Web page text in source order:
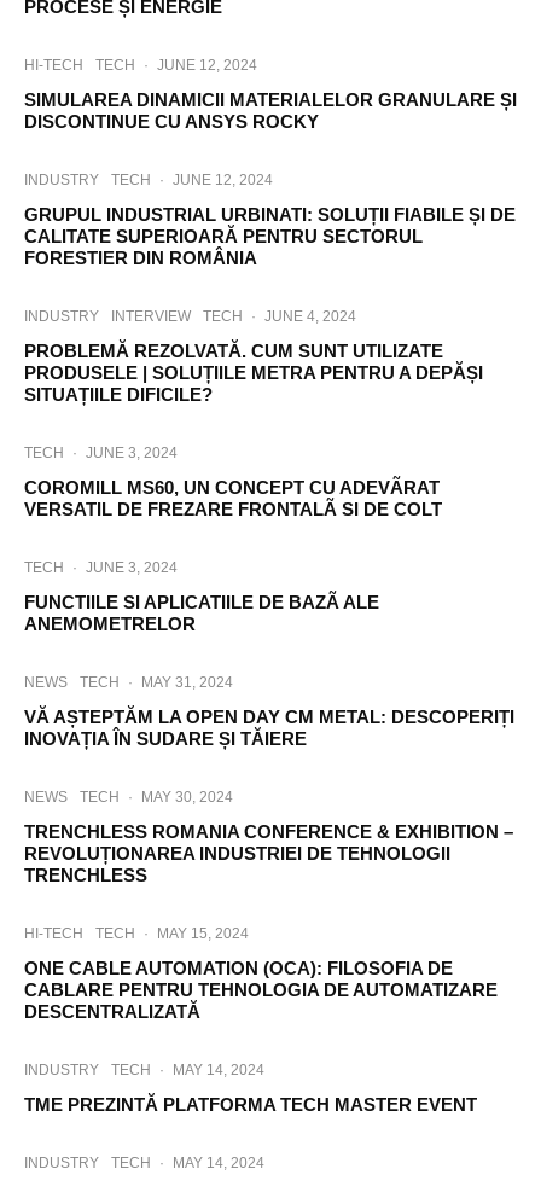
PROCESE ȘI ENERGIE
HI-TECH TECH · JUNE 12, 2024
SIMULAREA DINAMICII MATERIALELOR GRANULARE ȘI
DISCONTINUE CU ANSYS ROCKY
INDUSTRY TECH · JUNE 12, 2024
GRUPUL INDUSTRIAL URBINATI: SOLUȚII FIABILE ȘI DE
CALITATE SUPERIOARĂ PENTRU SECTORUL
FORESTIER DIN ROMÂNIA
INDUSTRY INTERVIEW TECH · JUNE 4, 2024
PROBLEMĂ REZOLVATĂ. CUM SUNT UTILIZATE
PRODUSELE | SOLUȚIILE METRA PENTRU A DEPĂȘI
SITUAȚIILE DIFICILE?
TECH · JUNE 3, 2024
COROMILL MS60, UN CONCEPT CU ADEVÃRAT
VERSATIL DE FREZARE FRONTALÃ SI DE COLT
TECH · JUNE 3, 2024
FUNCTIILE SI APLICATIILE DE BAZÃ ALE
ANEMOMETRELOR
NEWS TECH · MAY 31, 2024
VĂ AȘTEPTĂM LA OPEN DAY CM METAL: DESCOPERIȚI
INOVAȚIA ÎN SUDARE ȘI TĂIERE
NEWS TECH · MAY 30, 2024
TRENCHLESS ROMANIA CONFERENCE & EXHIBITION –
REVOLUȚIONAREA INDUSTRIEI DE TEHNOLOGII
TRENCHLESS
HI-TECH TECH · MAY 15, 2024
ONE CABLE AUTOMATION (OCA): FILOSOFIA DE
CABLARE PENTRU TEHNOLOGIA DE AUTOMATIZARE
DESCENTRALIZATĂ
INDUSTRY TECH · MAY 14, 2024
TME PREZINTĂ PLATFORMA TECH MASTER EVENT
INDUSTRY TECH · MAY 14, 2024